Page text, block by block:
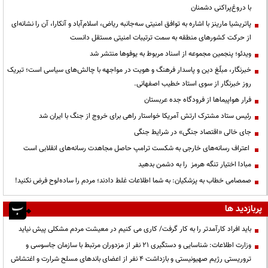
با دروغ‌پراکنی دشمنان
پاتریشیا مارینز با اشاره به توافق امنیتی سه‌جانبه ریاض، اسلام‌آباد و آنکارا، آن را نشانه‌ای
از حرکت کشورهای منطقه به سمت ترتیبات امنیتی مستقل دانست
ویدئو؛ پنجمین مجموعه از اسناد مربوط به یوفوها منتشر شد
خبرنگار، مبلّغ دین و پاسدار فرهنگ و هویت در مواجهه با چالش‌های سیاسی است؛ تبریک
روز خبرنگار از سوی استاد خطیب اصفهانی.
فرار هواپیماها از فرودگاه جده عربستان
رئیس ستاد مشترک ارتش آمریکا خواستار راهی برای خروج از جنگ با ایران شد
جای خالی «اقتصاد جنگی» در شرایط جنگی
اعتراف رسانه‌های خارجی به شکست ترامپ حاصل مجاهدت رسانه‌های انقلابی است
مبادا اختیار تنگه هرمز را به دشمن بدهید
صمصامی خطاب به پزشکیان: به شما اطلاعات غلط دادند؛ مردم را ساده‌لوح فرض نکنید!
پربازدید ها
باید افراد کارآمدتر را به کار گرفت/ کاری می کنیم در معیشت مردم مشکلی پیش نیاید
وزارت اطلاعات: شناسایی و دستگیری ۲۱ نفر از مزدوران مرتبط با سازمان جاسوسی و
تروریستی رژیم صهیونیستی و بازداشت ۴ نفر از اعضای باندهای مسلح شرارت و اغتشاش